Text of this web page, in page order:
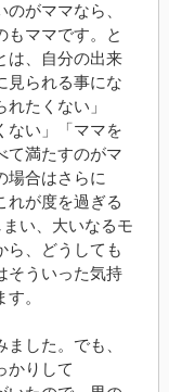
がママなら、
もママです。と
は、自分の出来
見られる事にな
たくない」
ない」「ママを
て満たすのがマ
場合はさらに
れが度を過ぎる
い、大いなるモ
ら、どうしても
そういった気持
。
した。でも、
かりして